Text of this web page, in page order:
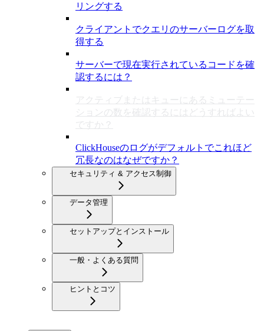
リングする
クライアントでクエリのサーバーログを取
得する
サーバーで現在実行されているコードを確
認するには？
アクティブまたはキューにあるミューテー
ションの数を確認するにはどうすればよい
ですか？
ClickHouseのログがデフォルトでこれほど
冗長なのはなぜですか？
セキュリティ & アクセス制御
データ管理
セットアップとインストール
一般・よくある質問
ヒントとコツ